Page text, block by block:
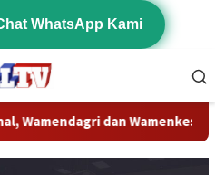
WhatsApp Kami
Langsung Skrining TBC